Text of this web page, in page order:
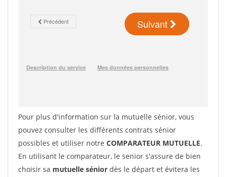
Pour plus d'information sur la mutuelle sénior, vous
pouvez consulter les différents contrats sénior
possibles et utiliser notre COMPARATEUR MUTUELLE.
En utilisant le comparateur, le senior s'assure de bien
choisir sa mutuelle sénior dès le départ et évitera les